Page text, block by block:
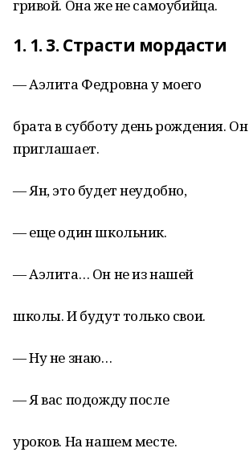
гривой. Она же не самоубийца.
1. 1. 3. Страсти мордасти
— Аэлита Федровна у моего
брата в субботу день рождения.
приглашает.
— Ян, это будет неудобно,
— еще один школьник.
— Аэлита… Он не из нашей
школы. И будут только свои.
— Ну не знаю…
— Я вас подожду после
уроков. На нашем месте.